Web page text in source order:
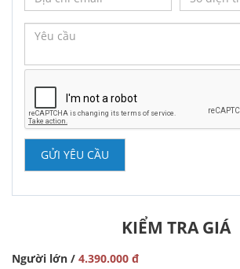
GỬI YÊU CẦU
KIỂM TRA GIÁ
Người lớn / 4.390.000 đ